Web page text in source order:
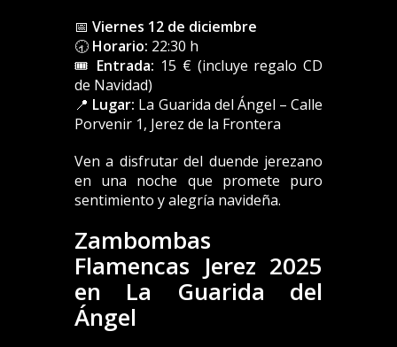
📅 Viernes 12 de diciembre
🕣 Horario: 22:30 h
🎟️ Entrada: 15 € (incluye regalo CD
de Navidad)
📍 Lugar: La Guarida del Ángel – Calle
Porvenir 1, Jerez de la Frontera
Ven a disfrutar del duende jerezano
en una noche que promete puro
sentimiento y alegría navideña.
Zambombas
Flamencas Jerez 2025
en La Guarida del
Ángel